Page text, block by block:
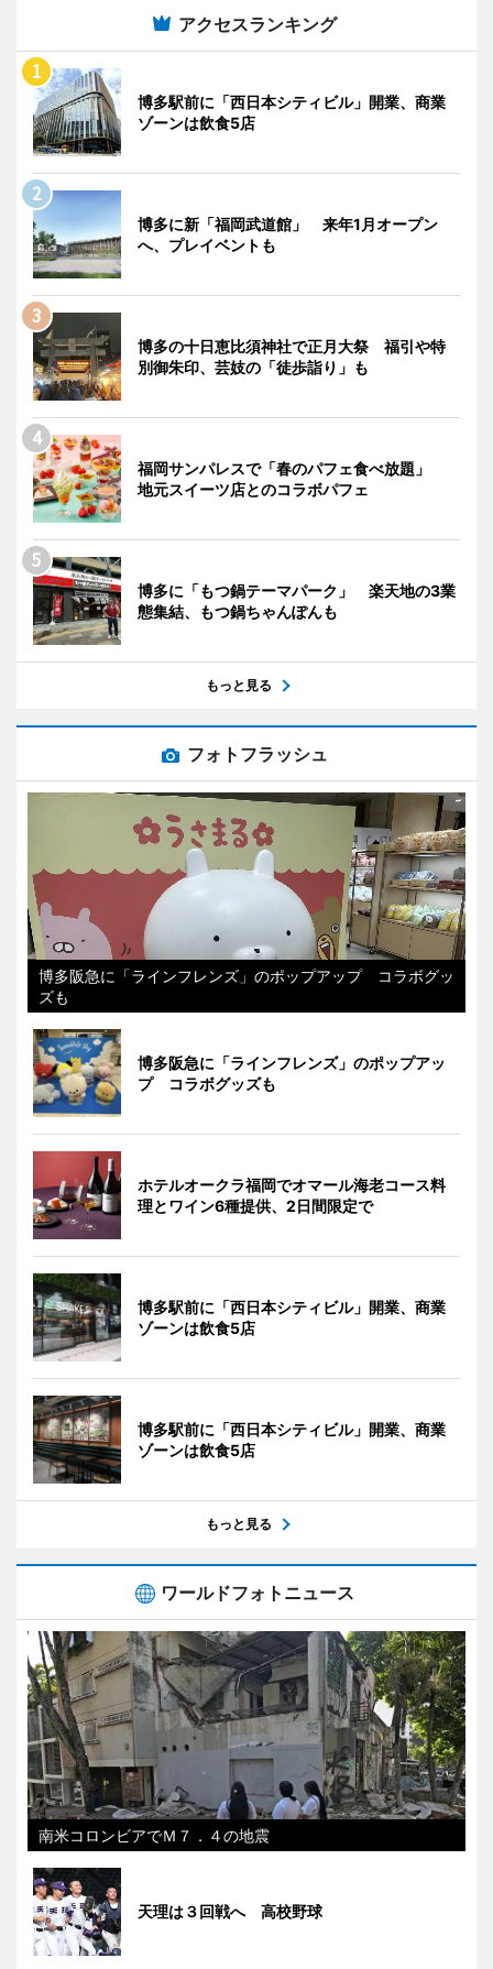
アクセスランキング
博多駅前に「西日本シティビル」開業、商業
ゾーンは飲食5店
博多に新「福岡武道館」 来年1月オープン
へ、プレイベントも
博多の十日恵比須神社で正月大祭 福引や特
別御朱印、芸妓の「徒歩詣り」も
福岡サンパレスで「春のパフェ食べ放題」
地元スイーツ店とのコラボパフェ
博多に「もつ鍋テーマパーク」 楽天地の3業
態集結、もつ鍋ちゃんぽんも
もっと見る
フォトフラッシュ
博多阪急に「ラインフレンズ」のポップアップ コラボグッ
ズも
博多阪急に「ラインフレンズ」のポップアッ
プ コラボグッズも
ホテルオークラ福岡でオマール海老コース料
理とワイン6種提供、2日間限定で
博多駅前に「西日本シティビル」開業、商業
ゾーンは飲食5店
博多駅前に「西日本シティビル」開業、商業
ゾーンは飲食5店
もっと見る
ワールドフォトニュース
南米コロンビアでＭ７．４の地震
天理は３回戦へ 高校野球